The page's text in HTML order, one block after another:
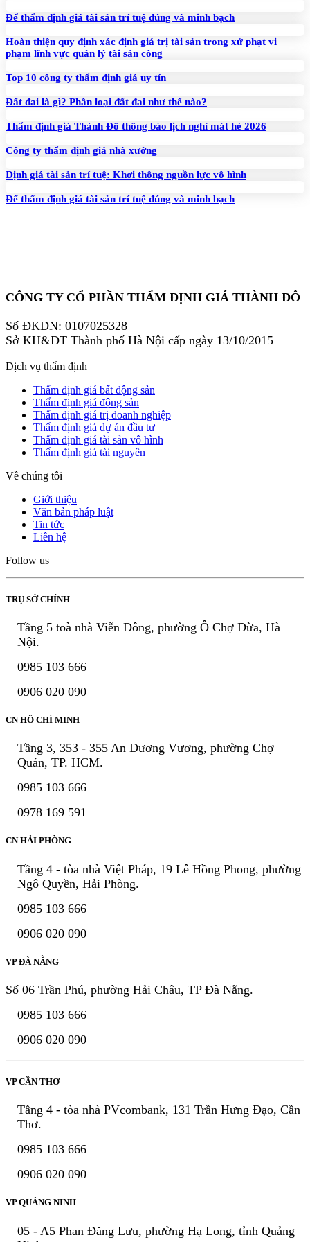
Để thẩm định giá tài sản trí tuệ đúng và minh bạch
Hoàn thiện quy định xác định giá trị tài sản trong xử phạt vi
phạm lĩnh vực quản lý tài sản công
Top 10 công ty thẩm định giá uy tín
Đất đai là gì? Phân loại đất đai như thế nào?
Thẩm định giá Thành Đô thông báo lịch nghỉ mát hè 2026
Công ty thẩm định giá nhà xưởng
Định giá tài sản trí tuệ: Khơi thông nguồn lực vô hình
Để thẩm định giá tài sản trí tuệ đúng và minh bạch
CÔNG TY CỔ PHẦN THẨM ĐỊNH GIÁ THÀNH ĐÔ
Số ĐKDN: 0107025328
Sở KH&ĐT Thành phố Hà Nội cấp ngày 13/10/2015
Dịch vụ thẩm định
Thẩm định giá bất động sản
Thẩm định giá động sản
Thẩm định giá trị doanh nghiệp
Thẩm định giá dự án đầu tư
Thẩm định giá tài sản vô hình
Thẩm định giá tài nguyên
Về chúng tôi
Giới thiệu
Văn bản pháp luật
Tin tức
Liên hệ
Follow us
TRỤ SỞ CHÍNH
Tầng 5 toà nhà Viễn Đông, phường Ô Chợ Dừa, Hà
Nội.
0985 103 666
0906 020 090
CN HỒ CHÍ MINH
Tầng 3, 353 - 355 An Dương Vương, phường Chợ
Quán, TP. HCM.
0985 103 666
0978 169 591
CN HẢI PHÒNG
Tầng 4 - tòa nhà Việt Pháp, 19 Lê Hồng Phong, phường
Ngô Quyền, Hải Phòng.
0985 103 666
0906 020 090
VP ĐÀ NẴNG
Số 06 Trần Phú, phường Hải Châu, TP Đà Nẵng.
0985 103 666
0906 020 090
VP CẦN THƠ
Tầng 4 - tòa nhà PVcombank, 131 Trần Hưng Đạo, Cần
Thơ.
0985 103 666
0906 020 090
VP QUẢNG NINH
05 - A5 Phan Đăng Lưu, phường Hạ Long, tỉnh Quảng